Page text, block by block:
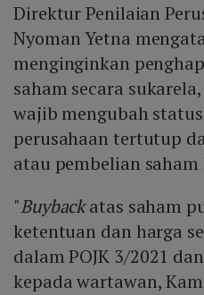
Direktur Penilaian
Nyoman Yetna
menginginkan
saham secara
wajib mengubah
perusahaan tertutup
atau pembelian
"Buybackatas saham
ketentuan dan harga
dalam POJK 3/2021
kepada wartawan,